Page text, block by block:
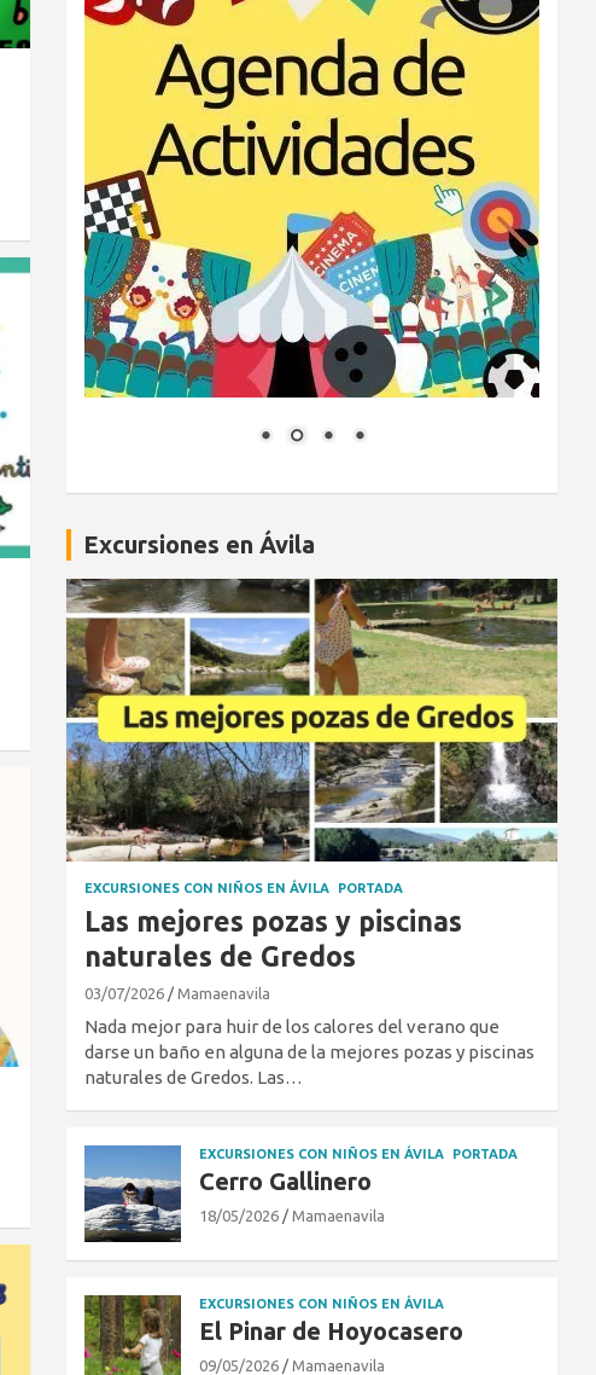
Excursiones en Ávila
EXCURSIONES CON NIÑOS EN ÁVILA PORTADA
Las mejores pozas y piscinas
naturales de Gredos
03/07/2026 Mamaenavila
Nada mejor para huir de los calores del verano que
darse un baño en alguna de la mejores pozas y piscinas
naturales de Gredos. Las…
EXCURSIONES CON NIÑOS EN ÁVILA PORTADA
Cerro Gallinero
18/05/2026 Mamaenavila
EXCURSIONES CON NIÑOS EN ÁVILA
El Pinar de Hoyocasero
09/05/2026 Mamaenavila